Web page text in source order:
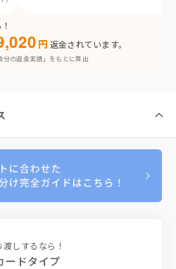
円 返金されています。
の返金実績」をもとに算出
しするなら！
ードタイプ